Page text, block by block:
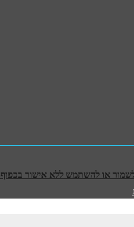
או להשתמש ללא אישור בכפוף